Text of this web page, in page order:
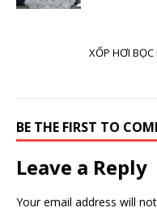
XỐP HƠI BỌC
BE THE FIRST TO
Leave a Reply
Your email address will